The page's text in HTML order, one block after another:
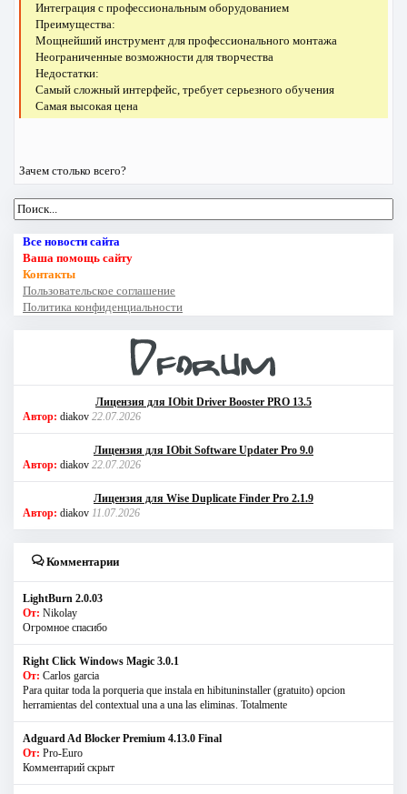
Интеграция с профессиональным оборудованием
Преимущества:
Мощнейший инструмент для профессионального монтажа
Неограниченные возможности для творчества
Недостатки:
Самый сложный интерфейс, требует серьезного обучения
Самая высокая цена
Зачем столько всего?
Все новости сайта
Ваша помощь сайту
Контакты
Пользовательское соглашение
Политика конфиденциальности
Лицензия для IObit Driver Booster PRO 13.5
Автор: diakov 22.07.2026
Лицензия для IObit Software Updater Pro 9.0
Автор: diakov 22.07.2026
Лицензия для Wise Duplicate Finder Pro 2.1.9
Автор: diakov 11.07.2026
Комментарии
LightBurn 2.0.03
От: Nikolay
Огромное спасибо
Right Click Windows Magic 3.0.1
От: Carlos garcia
Para quitar toda la porqueria que instala en hibituninstaller (gratuito) opcion
herramientas del contextual una a una las eliminas. Totalmente
Adguard Ad Blocker Premium 4.13.0 Final
От: Pro-Euro
Комментарий скрыт